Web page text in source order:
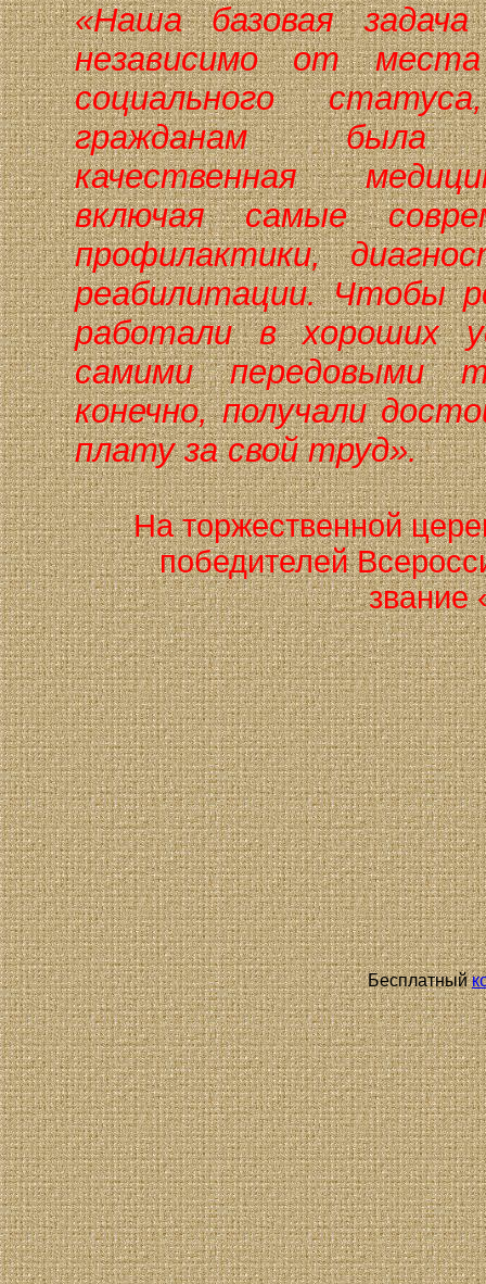
«Наша базовая
независимо от
социального
гражданам была
качественная
включая самые
профилактики,
реабилитации. Чтобы
работали в хороших
самими передовыми
конечно, получали
плату за свой труд».
На торжественной
победителей
звание
Бесплатный